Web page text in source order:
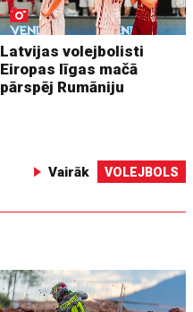
Latvijas volejbolisti
Eiropas līgas mačā
pārspēj Rumāniju
Vairāk VOLEJBOLS